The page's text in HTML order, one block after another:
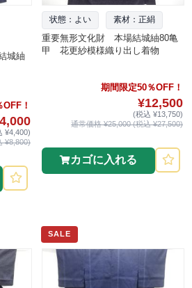
城紬
！
¥4,400)
¥8,800)
状態：よい 素材：正絹
重要無形文化財 本場結城紬80亀
甲 花更紗模様織り出し着物
期間限定50％OFF！
¥12,500
(税込 ¥13,750)
通常価格 ¥25,000 (税込 ¥27,500)
カゴに入れる
SALE